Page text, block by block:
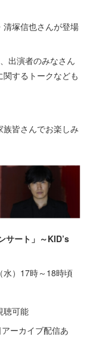
清塚信也さんが登場
出演者のみなさん
するトークなども
皆さんでお楽しみ
サート」～KID’s
水）17時～18時頃
聴可能
アーカイブ配信あ